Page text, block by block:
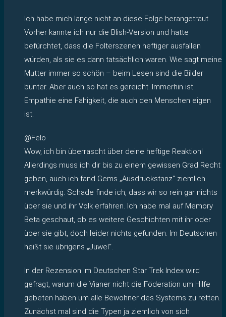
Ich habe mich lange nicht an diese Folge herangetraut.
Vorher kannte ich nur die Blish-Version und hatte
befürchtet, dass die Folterszenen heftiger ausfallen
würden, als sie es dann tatsächlich waren. Wie sagt meine
Mutter immer so schön – beim Lesen sind die Bilder
bunter. Aber auch so hat es gereicht. Immerhin ist
Empathie eine Fähigkeit, die auch den Menschen eigen
ist.
@Felo
Wow, ich bin überrascht über deine heftige Reaktion!
Allerdings muss ich dir bis zu einem gewissen Grad Recht
geben, auch ich fand Gems „Ausdruckstanz“ ziemlich
merkwürdig. Schade finde ich, dass wir so rein gar nichts
über sie und ihr Volk erfahren. Ich habe mal auf Memory
Beta geschaut, ob es weitere Geschichten mit ihr oder
über sie gibt, doch leider nichts gefunden. Im Deutschen
heißt sie übrigens „Juwel“.
In der Rezension im Deutschen Star Trek Index wird
gefragt, warum die Vianer nicht die Föderation um Hilfe
gebeten haben um alle Bewohner des Systems zu retten.
Zunächst mal sind die Typen ja ziemlich von sich